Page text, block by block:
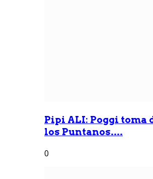
Pipi ALI: Poggi toma
los Puntanos....
0